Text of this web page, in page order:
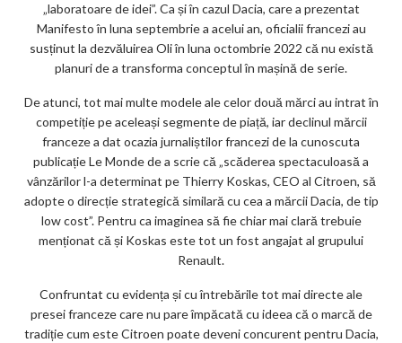
„laboratoare de idei”. Ca și în cazul Dacia, care a prezentat
Manifesto în luna septembrie a acelui an, oficialii francezi au
susținut la dezvăluirea Oli în luna octombrie 2022 că nu există
planuri de a transforma conceptul în mașină de serie.
De atunci, tot mai multe modele ale celor două mărci au intrat în
competiție pe aceleași segmente de piață, iar declinul mărcii
franceze a dat ocazia jurnaliștilor francezi de la cunoscuta
publicație Le Monde de a scrie că „scăderea spectaculoasă a
vânzărilor l-a determinat pe Thierry Koskas, CEO al Citroen, să
adopte o direcție strategică similară cu cea a mărcii Dacia, de tip
low cost”. Pentru ca imaginea să fie chiar mai clară trebuie
menționat că și Koskas este tot un fost angajat al grupului
Renault.
Confruntat cu evidența și cu întrebările tot mai directe ale
presei franceze care nu pare împăcată cu ideea că o marcă de
tradiție cum este Citroen poate deveni concurent pentru Dacia,